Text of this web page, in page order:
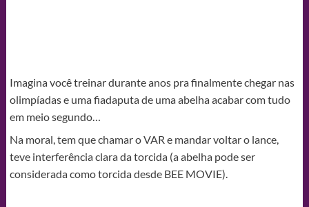
Imagina você treinar durante anos pra finalmente chegar nas
olimpíadas e uma fiadaputa de uma abelha acabar com tudo
em meio segundo…
Na moral, tem que chamar o VAR e mandar voltar o lance,
teve interferência clara da torcida (a abelha pode ser
considerada como torcida desde BEE MOVIE).